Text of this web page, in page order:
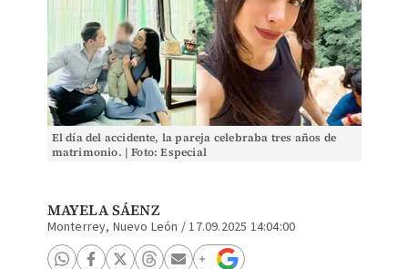
El día del accidente, la pareja celebraba tres años de
matrimonio. | Foto: Especial
MAYELA SÁENZ
Monterrey, Nuevo León /17.09.2025 14:04:00